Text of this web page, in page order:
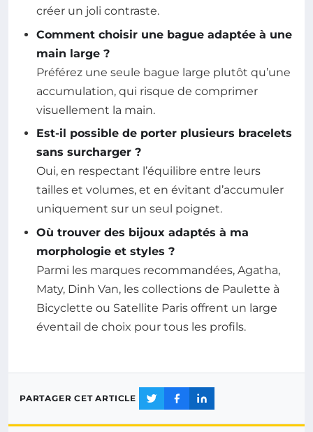
créer un joli contraste.
Comment choisir une bague adaptée à une
main large ?
Préférez une seule bague large plutôt qu’une
accumulation, qui risque de comprimer
visuellement la main.
Est-il possible de porter plusieurs bracelets
sans surcharger ?
Oui, en respectant l’équilibre entre leurs
tailles et volumes, et en évitant d’accumuler
uniquement sur un seul poignet.
Où trouver des bijoux adaptés à ma
morphologie et styles ?
Parmi les marques recommandées, Agatha,
Maty, Dinh Van, les collections de Paulette à
Bicyclette ou Satellite Paris offrent un large
éventail de choix pour tous les profils.
PARTAGER CET ARTICLE